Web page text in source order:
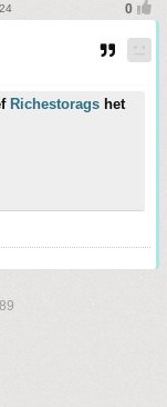
Richestorags het